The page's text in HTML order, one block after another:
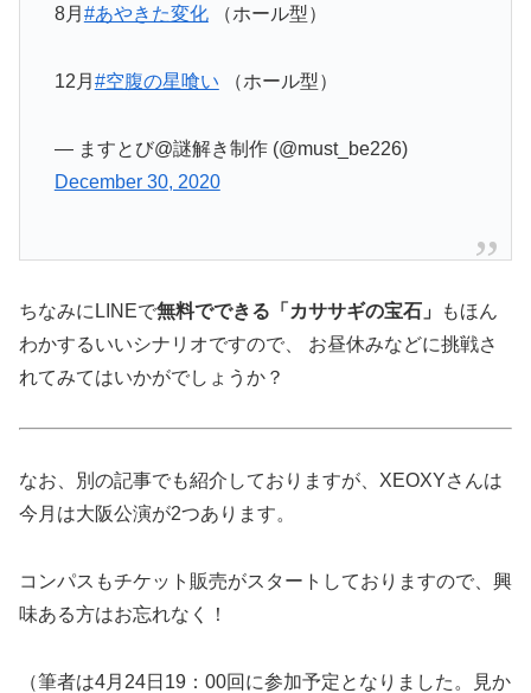
8月 #あやきた変化（ホール型）
12月 #空腹の星喰い （ホール型）
— ますとび@謎解き制作 (@must_be226)
December 30, 2020
ちなみにLINEで無料でできる「カササギの宝石」
もほん
わかするいいシナリオですので、 お昼休みなどに挑戦さ
れてみてはいかがでしょうか？
なお、別の記事でも紹介しておりますが、XEOXYさんは
今月は大阪公演が2つあります。
コンパスもチケット販売がスタートしておりますので、興
味ある方はお忘れなく！
（筆者は4月24日19：00回に参加予定となりました。見か